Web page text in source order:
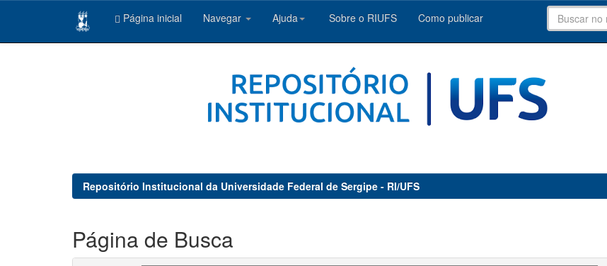
Página inicial Navegar Ajuda Sobre o RIUFS Como publicar
Repositório Institucional da Universidade Federal de Sergipe - RI/UFS
Página de Busca